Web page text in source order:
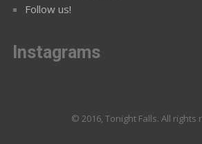
Follow us!
Instagrams
© 2016, Tonight Falls. All rights